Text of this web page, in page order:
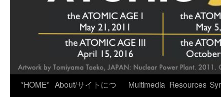
*HOME* About/サイトにつ
Multimedia Resources